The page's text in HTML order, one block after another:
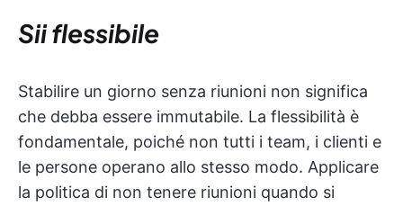
Sii flessibile
Stabilire un giorno senza riunioni non significa
che debba essere immutabile. La flessibilità è
fondamentale, poiché non tutti i team, i clienti e
le persone operano allo stesso modo. Applicare
la politica di non tenere riunioni quando si